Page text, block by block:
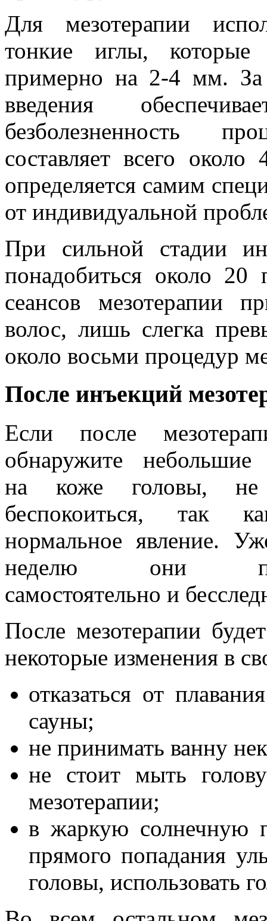
Для мезотерапии
тонкие иглы,
примерно на 2-4 мм. За
введения
безболезненность
составляет всего
определяется самим
от индивидуальной
При сильной стадии
понадобиться около 20
сеансов мезотерапии
волос, лишь слегка
около восьми процедур
После инъекций
Если после
обнаружите небольшие
на коже головы, не
беспокоиться, так
нормальное явление.
неделю они
самостоятельно и
После мезотерапии
некоторые изменения в
отказаться от
сауны;
не принимать ванну
не стоит мыть
мезотерапии;
в жаркую солнечную
прямого попадания
головы, использовать